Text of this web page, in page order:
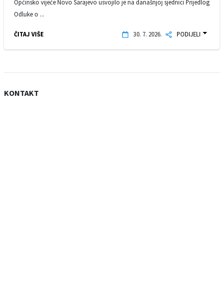
Općinsko vijeće Novo Sarajevo usvojilo je na današnjoj sjednici Prijedlog
Odluke o ...
ČITAJ VIŠE 30. 7. 2026. PODIJELI
KONTAKT